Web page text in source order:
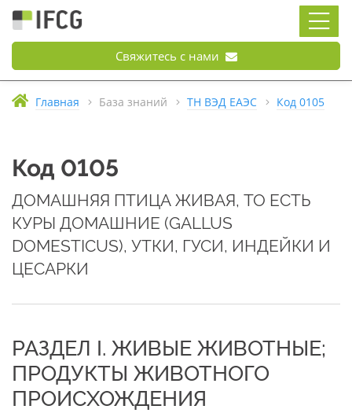
Свяжитесь с нами
Главная База знаний ТН ВЭД ЕАЭС Код 0105
Код 0105
ДОМАШНЯЯ ПТИЦА ЖИВАЯ, ТО ЕСТЬ
КУРЫ ДОМАШНИЕ (GALLUS
DOMESTICUS), УТКИ, ГУСИ, ИНДЕЙКИ И
ЦЕСАРКИ
РАЗДЕЛ I. ЖИВЫЕ ЖИВОТНЫЕ;
ПРОДУКТЫ ЖИВОТНОГО
ПРОИСХОЖДЕНИЯ